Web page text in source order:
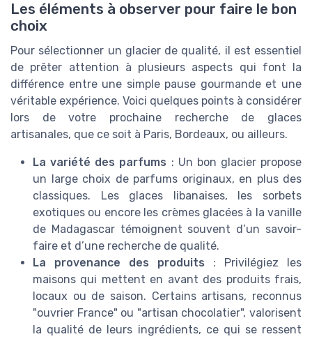
Les éléments à observer pour faire le bon
choix
Pour sélectionner un glacier de qualité, il est essentiel
de prêter attention à plusieurs aspects qui font la
différence entre une simple pause gourmande et une
véritable expérience. Voici quelques points à considérer
lors de votre prochaine recherche de glaces
artisanales, que ce soit à Paris, Bordeaux, ou ailleurs.
La variété des parfums : Un bon glacier propose
un large choix de parfums originaux, en plus des
classiques. Les glaces libanaises, les sorbets
exotiques ou encore les crèmes glacées à la vanille
de Madagascar témoignent souvent d’un savoir-
faire et d’une recherche de qualité.
La provenance des produits : Privilégiez les
maisons qui mettent en avant des produits frais,
locaux ou de saison. Certains artisans, reconnus
"ouvrier France" ou "artisan chocolatier", valorisent
la qualité de leurs ingrédients, ce qui se ressent